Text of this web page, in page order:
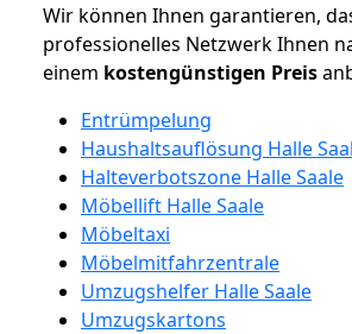
Wir können Ihnen garantieren,
professionelles Netzwerk Ihnen
einem kostengünstigen Preis
Entrümpelung
Haushaltsauflösung Halle
Halteverbotszone Halle Saale
Möbellift Halle Saale
Möbeltaxi
Möbelmitfahrzentrale
Umzugshelfer Halle Saale
Umzugskartons